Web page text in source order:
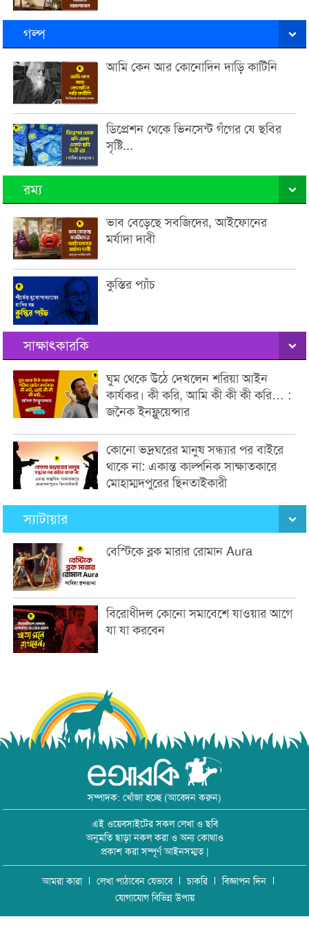
গল্প
আমি কেন আর কোনোদিন দাড়ি কাটিনি
ডিপ্রেশন থেকে ভিনসেন্ট গঁগের যে ছবির
সৃষ্টি...
রম্য
ভাব বেড়েছে সবজিদের, আইফোনের
মর্যাদা দাবী
কুস্তির প্যাঁচ
সাক্ষাৎকারকি
ঘুম থেকে উঠে দেখলেন শরিয়া আইন
কার্যকর। কী করি, আমি কী কী কী করি… :
জনৈক ইনফ্লুয়েন্সার
কোনো ভদ্রঘরের মানুষ সন্ধ্যার পর বাইরে
থাকে না: একান্ত কাল্পনিক সাক্ষাতকারে
মোহাম্মদপুরের ছিনতাইকারী
স্যাটায়ার
বেস্টিকে ব্লক মারার রোমান Aura
বিরোধীদল কোনো সমাবেশে যাওয়ার আগে
যা যা করবেন
সম্পাদক: খোঁজা হচ্ছে (আবেদন করুন)
এই ওয়েবসাইটের সকল লেখা ও ছবি
অনুমতি ছাড়া নকল করা ও অন্য কোথাও
প্রকাশ করা সম্পূর্ণ আইনসম্মত |
আমরা কারা লেখা পাঠাবেন যেভাবে চাকরি
বিজ্ঞাপন দিন
যোগাযোগ বিভিন্ন উপায়